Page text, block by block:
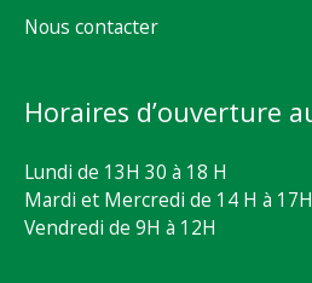
Nous contacter
Horaires d’ouverture
Lundi de 13H 30 à 18 H
Mardi et Mercredi de 14 H à
Vendredi de 9H à 12H